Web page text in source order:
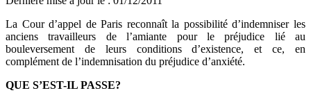
La Cour d’appel de Paris reconnaît la possibilité d’indemniser les
anciens travailleurs de l’amiante pour le préjudice lié au
bouleversement de leurs conditions d’existence, et ce, en
complément de l’indemnisation du préjudice d’anxiété.
QUE S’EST-IL PASSE?